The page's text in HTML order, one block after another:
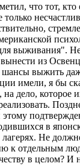
что тот,
выживания".
из
выжить
имели, я бы
на дело, которое
в
Не
к отдельным
в целом?